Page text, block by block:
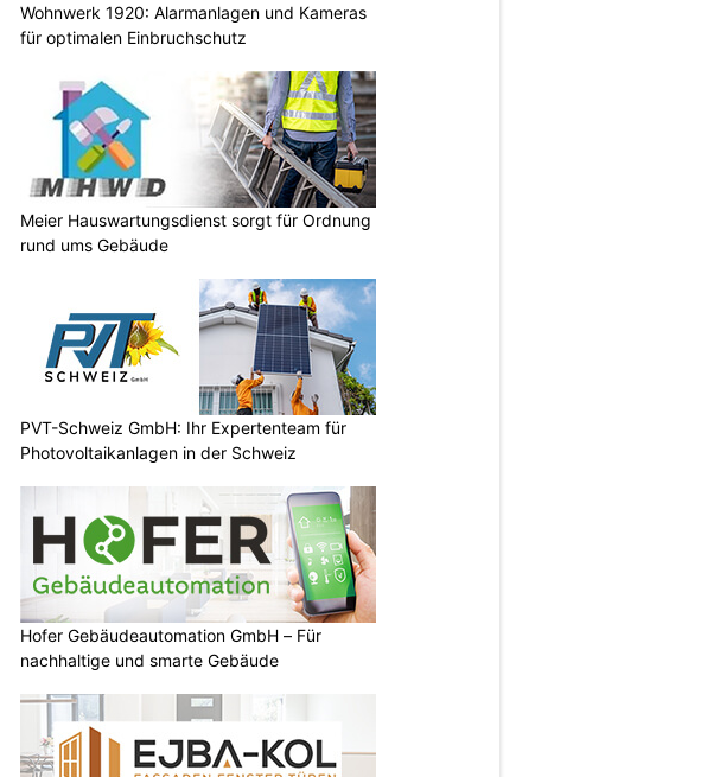
Wohnwerk 1920: Alarmanlagen und Kameras
für optimalen Einbruchschutz
Meier Hauswartungsdienst sorgt für Ordnung
rund ums Gebäude
PVT-Schweiz GmbH: Ihr Expertenteam für
Photovoltaikanlagen in der Schweiz
Hofer Gebäudeautomation GmbH – Für
nachhaltige und smarte Gebäude